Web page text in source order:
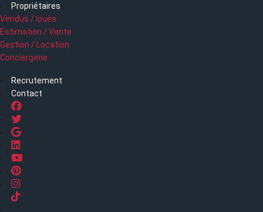
Propriétaires
Vendus / loués
Estimation / Vente
Gestion / Location
Conciergerie
Recrutement
Contact